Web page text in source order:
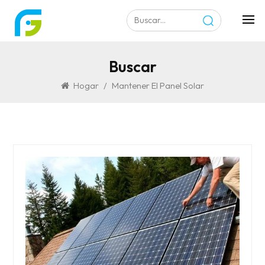
Buscar
Hogar / Mantener El Panel Solar